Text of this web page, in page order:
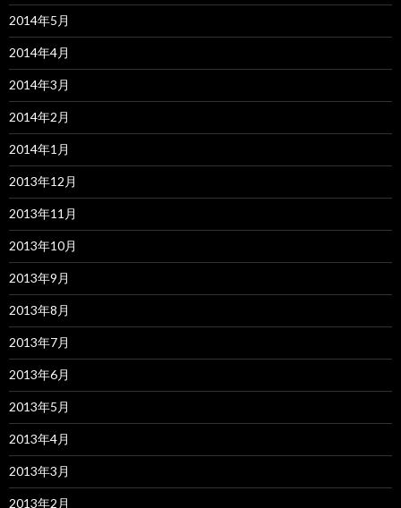
2014年5月
2014年4月
2014年3月
2014年2月
2014年1月
2013年12月
2013年11月
2013年10月
2013年9月
2013年8月
2013年7月
2013年6月
2013年5月
2013年4月
2013年3月
2013年2月